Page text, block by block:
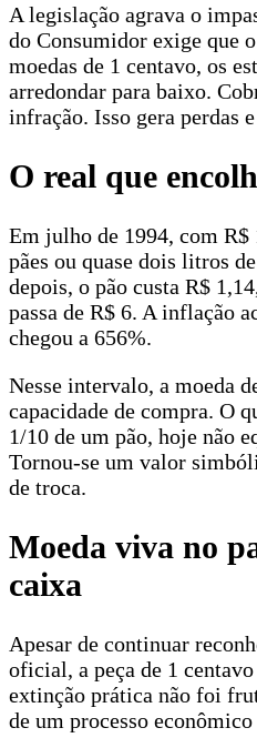
A legislação agrava o
do Consumidor exige que
moedas de 1 centavo, os
arredondar para baixo.
infração. Isso gera perdas
O real que
Em julho de 1994, com
pães ou quase dois litros
depois, o pão custa R$
passa de R$ 6. A inflação
chegou a 656%.
Nesse intervalo, a moeda
capacidade de compra. O
1/10 de um pão, hoje não
Tornou-se um valor
de troca.
Moeda viva no
caixa
Apesar de continuar
oficial, a peça de 1
extinção prática não foi
de um processo